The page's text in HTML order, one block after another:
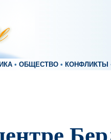
• ОБЩЕСТВО • КОНФЛИКТЫ